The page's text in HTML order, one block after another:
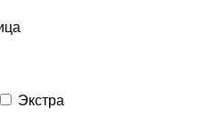
Экстра